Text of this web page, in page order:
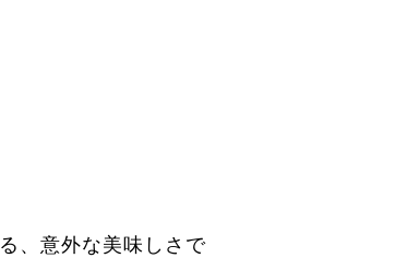
、意外な美味しさで